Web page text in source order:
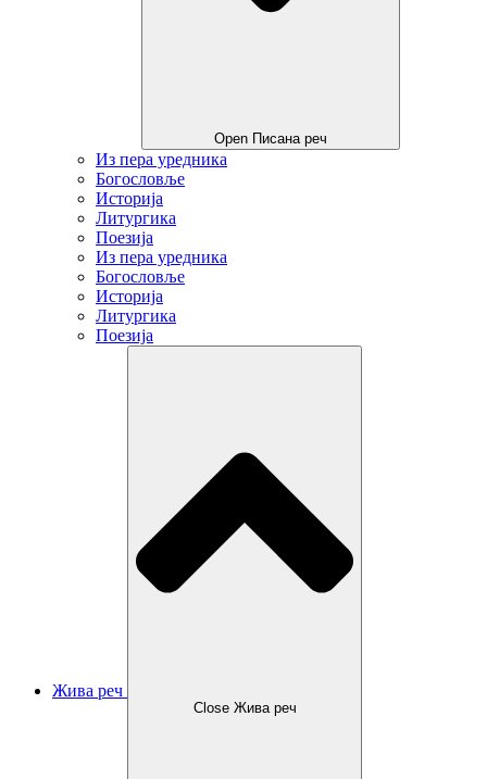
Open Писана реч
Из пера уредника
Богословље
Историја
Литургика
Поезија
Из пера уредника
Богословље
Историја
Литургика
Поезија
Жива реч
Close Жива реч